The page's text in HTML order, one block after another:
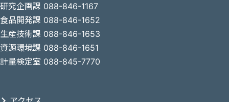
研究企画課 088-846-1167
食品開発課 088-846-1652
生産技術課 088-846-1653
資源環境課 088-846-1651
計量検定室 088-845-7770